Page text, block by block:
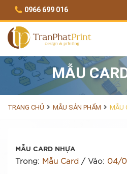
Skip to content
0966 699 016
MẪU
TRANG CHỦ MẪU SẢN PHẨM MẪU
MẪU CARD NHỰA
Trong: Mẫu Card / Vào: 04/